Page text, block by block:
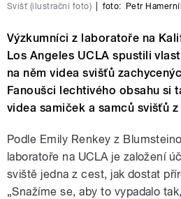
Svišť (ilustrační foto) foto: Petr
Výzkumníci z laboratoře na
Los Angeles UCLA spustili
na něm videa svišťů
Fanoušci lechtivého obsahu si
videa samiček a samců svišťů
Podle Emily Renkey z
laboratoře na UCLA je založení
sviště jedna z cest, jak dostat
„Snažíme se, aby to vypadalo